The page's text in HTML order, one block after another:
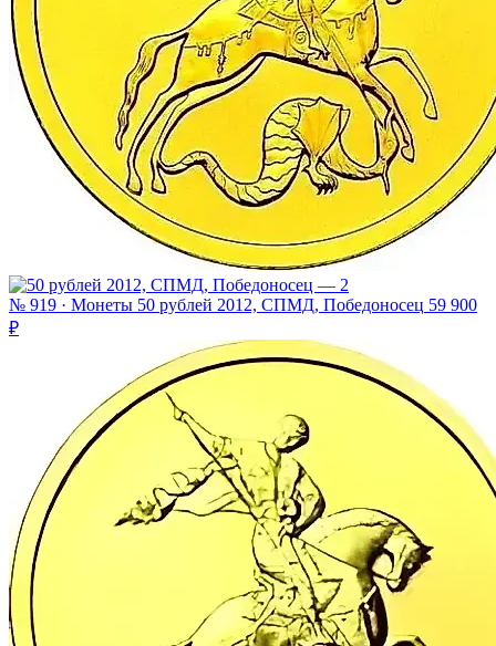
№ 919 · Монеты 50 рублей 2012, СПМД, Победоносец 59 900
₽